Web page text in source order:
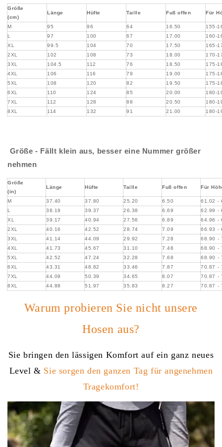
Größe
(cm)
Länge Hüfte Taille Fuß offen Für
M 95 96 64 16.50
155-
L
97 100 67 17.00
160-
XL
99.5 104 70 17.50
165-
2XL
102 108 73 18.00
170-
3XL
104.5 112 76 18.50
175-
4XL
106 116 79 19.00
175-
5XL
108 120 82 19.50
175-
6XL
110 124 85 20.00
180-
7XL
112 128 88 20.50
180-
8XL
114 132 91 21.00 180-
Größe - Fällt klein aus, besser eine Nummer größer
nehmen
Größe
(in)
Länge Hüfte Taille Fuß offen Für
M 37.40 37.80 25.20 6.50
61.02 -
L
38.19 39.37 26.38 6.69
62.99 -
XL
39.17 40.94 27.56 6.89
64.96 -
2XL
40.16 42.52 28.74 7.09
66.93 -
3XL
41.14 44.09 29.92 7.28
68.90 -
4XL
41.73 45.67 31.10 7.48
68.90 -
5XL
42.52 47.24 32.28 7.68
68.90 -
6XL
43.31 48.82 33.46 7.87
70.87 -
7XL
44.09 50.39 34.65 8.07
70.87 -
8XL
44.88 51.97 35.83 8.27 70.87 -
Warum probieren Sie nicht unsere
Hosen aus?
Sie bringen den lässigen Komfort auf ein ganz neues
Level & Sie sorgen den ganzen Tag für angenehmen
Tragekomfort!